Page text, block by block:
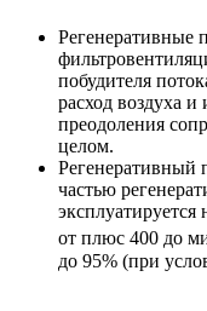
Регенеративные
побудителя
расход воздуха
преодоления
целом.
Регенеративный
частью
эксплуатируется
от плюс 400 до
до 95% (при